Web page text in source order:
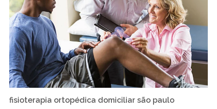
fisioterapia ortopédica domiciliar são paulo